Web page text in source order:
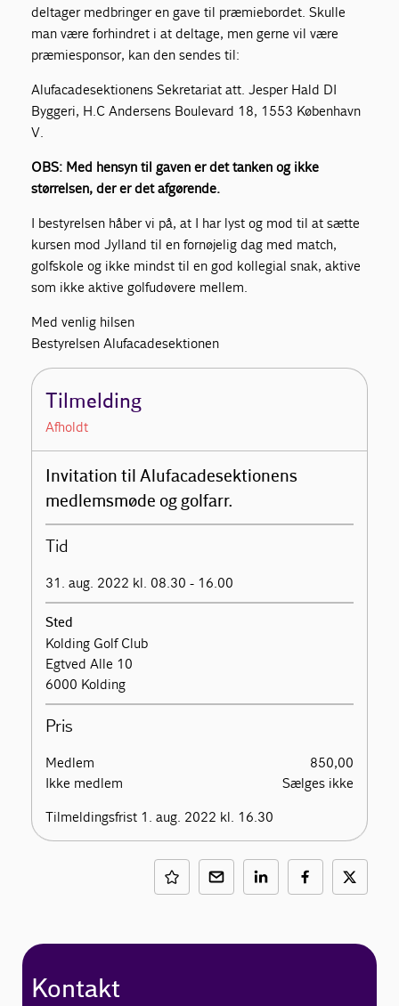
deltager medbringer en gave til præmiebordet. Skulle
man være forhindret i at deltage, men gerne vil være
præmiesponsor, kan den sendes til:
Alufacadesektionens Sekretariat att. Jesper Hald DI
Byggeri, H.C Andersens Boulevard 18, 1553 København
V.
OBS: Med hensyn til gaven er det tanken og ikke
størrelsen, der er det afgørende.
I bestyrelsen håber vi på, at I har lyst og mod til at sætte
kursen mod Jylland til en fornøjelig dag med match,
golfskole og ikke mindst til en god kollegial snak, aktive
som ikke aktive golfudøvere mellem.
Med venlig hilsen
Bestyrelsen Alufacadesektionen
Tilmelding
Afholdt
Invitation til Alufacadesektionens
medlemsmøde og golfarr.
Tid
31. aug. 2022 kl. 08.30 - 16.00
Sted
Kolding Golf Club
Egtved Alle 10
6000 Kolding
Pris
Medlem
850,00
Ikke medlem
Sælges ikke
Tilmeldingsfrist 1. aug. 2022 kl. 16.30
Kontakt